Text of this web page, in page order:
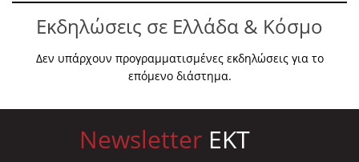
Εκδηλώσεις σε Ελλάδα & Κόσμο
Δεν υπάρχουν προγραμματισμένες εκδηλώσεις για το
επόμενο διάστημα.
Newsletter EKT